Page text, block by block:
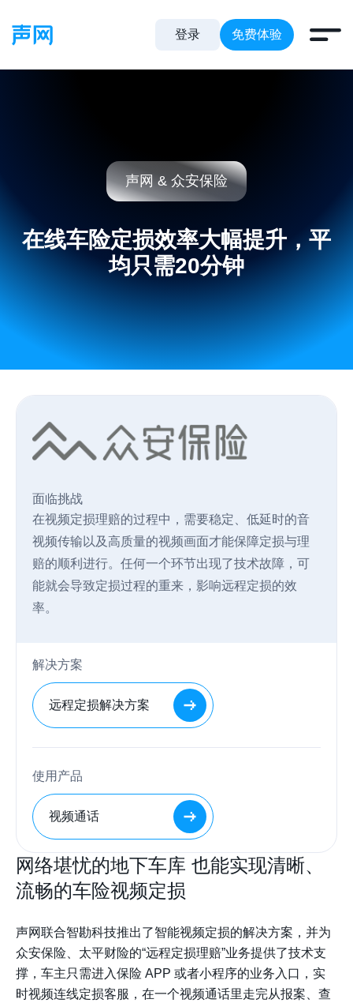
登录 免费体验
声网 & 众安保险
在线车险定损效率大幅提升，平
均只需20分钟
面临挑战
在视频定损理赔的过程中，需要稳定、低延时的音
视频传输以及高质量的视频画面才能保障定损与理
赔的顺利进行。任何一个环节出现了技术故障，可
能就会导致定损过程的重来，影响远程定损的效
率。
解决方案
远程定损解决方案
使用产品
视频通话
网络堪忧的地下车库 也能实现清晰、
流畅的车险视频定损
声网联合智勘科技推出了智能视频定损的解决方案，并为
众安保险、太平财险的“远程定损理赔”业务提供了技术支
撑，车主只需进入保险 APP 或者小程序的业务入口，实
时视频连线定损客服，在一个视频通话里走完从报案、查